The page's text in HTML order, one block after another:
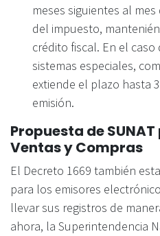
meses siguientes al
del impuesto,
crédito fiscal. En el
sistemas especiales,
extiende el plazo hasta
emisión.
Propuesta de
Ventas y Compras
El Decreto 1669 también
para los emisores
llevar sus registros de
ahora, la Superintendencia